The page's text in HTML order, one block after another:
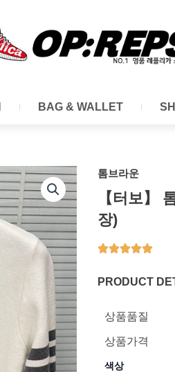
BAG & WALLET
톰브라운
【터보】
장)
PRODUCT
상품품질
상품가격
색상